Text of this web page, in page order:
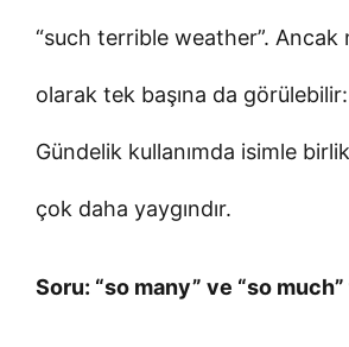
“such terrible weather”. Ancak
olarak tek başına da görülebilir:
Gündelik kullanımda isimle
çok daha yaygındır.
Soru: “so many” ve “so